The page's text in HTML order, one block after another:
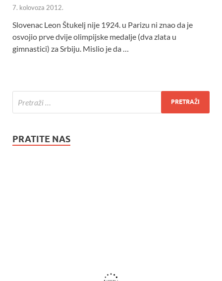
7. kolovoza 2012.
Slovenac Leon Štukelj nije 1924. u Parizu ni znao da je
osvojio prve dvije olimpijske medalje (dva zlata u
gimnastici) za Srbiju. Mislio je da …
PRATITE NAS